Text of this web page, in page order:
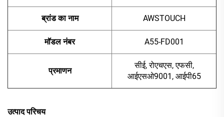
ब्रांड का नाम AWSTOUCH
मॉडल नंबर A55-FD001
प्रमाणन
सीई, रोएचएस, एफसी,
आईएसओ9001, आईपी65
उत्पाद परिचय